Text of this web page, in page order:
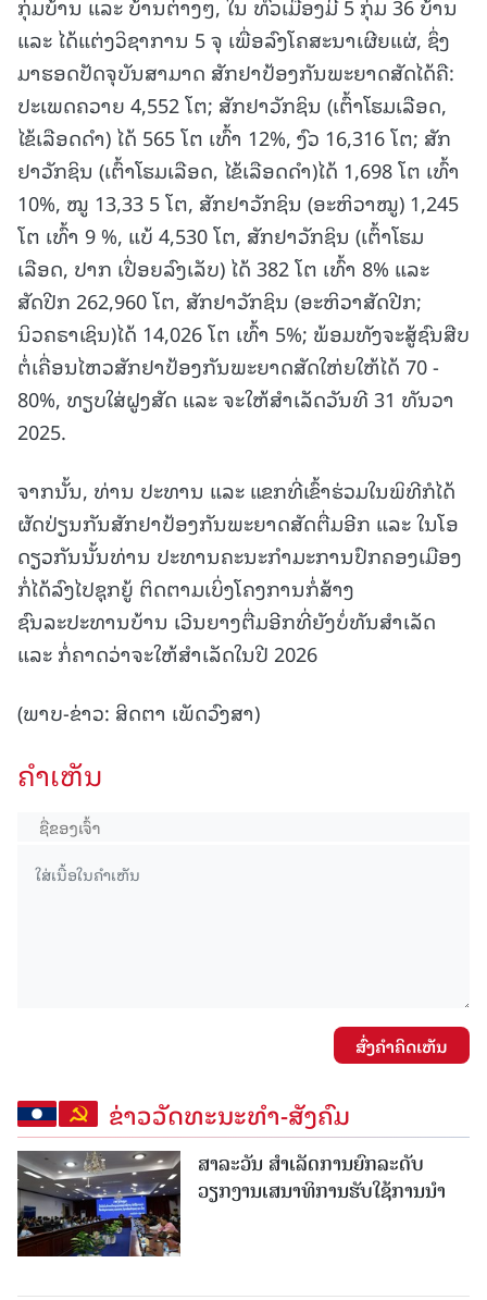
ແລະ ໄດ້ແຕ່ງວິຊາການ 5 ຈຸ ເພື່ອລົງໂຄສະນາເຜີຍແຜ່, ຊຶ່ງ
ມາຮອດປັດຈຸບັນສາມາດ ສັກຢາປ້ອງກັນພະຍາດສັດໄດ້ຄື:
ປະເພດຄວາຍ 4,552 ໂຕ; ສັກຢາວັກຊິນ (ເຕົ້າໂຮມເລືອດ,
ໄຂ້ເລືອດດໍາ) ໄດ້ 565 ໂຕ ເທົ້າ 12%, ງົວ 16,316 ໂຕ; ສັກ
ຢາວັກຊິນ (ເຕົ້າໂຮມເລືອດ, ໄຂ້ເລືອດດໍາ)ໄດ້ 1,698 ໂຕ ເທົ້າ
10%, ໝູ 13,33 5 ໂຕ, ສັກຢາວັກຊິນ (ອະຫິວາໝູ) 1,245
ໂຕ ເທົ້າ 9 %, ແບ້ 4,530 ໂຕ, ສັກຢາວັກຊິນ (ເຕົ້າໂຮມ
ເລືອດ, ປາກ ເປື່ອຍລົງເລັບ) ໄດ້ 382 ໂຕ ເທົ້າ 8% ແລະ
ສັດປີກ 262,960 ໂຕ, ສັກຢາວັກຊິນ (ອະຫິວາສັດປີກ;
ນິວຄຣາເຊິນ)ໄດ້ 14,026 ໂຕ ເທົ້າ 5%; ພ້ອມທັງຈະສູ້ຊົນສືບ
ຕໍ່ເຄື່ອນໄຫວສັກຢາປ້ອງກັນພະຍາດສັດໃຫ່ຍໃຫ້ໄດ້ 70 -
80%, ທຽບໃສ່ຝູງສັດ ແລະ ຈະໃຫ້ສໍາເລັດວັນທີ 31 ທັນວາ
2025.
ຈາກນັ້ນ, ທ່ານ ປະທານ ແລະ ແຂກທີ່ເຂົ້າຮ່ວມໃນພິທີກໍໄດ້
ຜັດປ່ຽນກັນສັກຢາປ້ອງກັນພະຍາດສັດຕື່ມອີກ ແລະ ໃນໂອ
ດຽວກັນນັ້ນທ່ານ ປະທານຄະນະກຳມະການປົກຄອງເມືອງ
ກໍ່ໄດ້ລົງໄປຊຸກຍູ້ ຕິດຕາມເບິ່ງໂຄງການກໍ່ສ້າງ
ຊົນລະປະທານບ້ານ ເວີນຍາງຕື່ມອີກທີ່ຍັງບໍ່ທັນສຳເລັດ
ແລະ ກໍ່ຄາດວ່າຈະໃຫ້ສຳເລັດໃນປີ 2026
(ພາບ-ຂ່າວ: ສິດຕາ ເພັດວົງສາ)
ຄໍາເຫັນ
ສົ່ງຄໍາຄິດເຫັນ
ຂ່າວວັດທະນະທຳ-ສັງຄົມ
ສາລະວັນ ສໍາເລັດການຍົກລະດັບ
ວຽກງານເສນາທິການຮັບໃຊ້ການນໍາ